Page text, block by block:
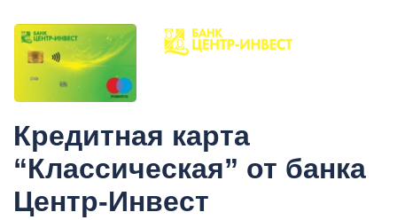
Кредитная карта
“Классическая” от банка
Центр-Инвест